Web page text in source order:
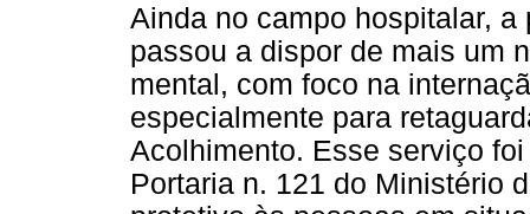
Ainda no campo hospitalar,
passou a dispor de mais um
mental, com foco na
especialmente para
Acolhimento. Esse serviço
Portaria n. 121 do Ministério